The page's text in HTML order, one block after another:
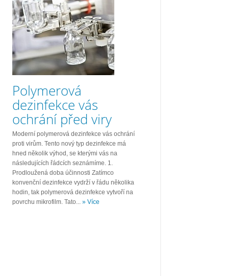
Polymerová
dezinfekce vás
ochrání před viry
Moderní polymerová dezinfekce vás ochrání
proti virům. Tento nový typ dezinfekce má
hned několik výhod, se kterými vás na
následujících řádcích seznámíme. 1.
Prodloužená doba účinnosti Zatímco
konvenční dezinfekce vydrží v řádu několika
hodin, tak polymerová dezinfekce vytvoří na
povrchu mikrofilm. Tato... » Více